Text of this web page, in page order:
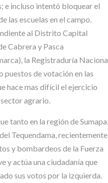
e incluso intentó bloquear el
las escuelas en el campo.
al Distrito Capital
Cabrera y Pasca
la Registraduría
puestos de votación en las
hace mas difícil el ejercicio
agrario.
tanto en la región de
Tequendama, recientemente
y bombardeos de la Fuerza
y actúa una ciudadanía que
sus votos por la izquierda.